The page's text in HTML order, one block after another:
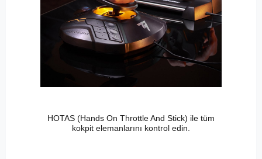
HOTAS (Hands On Throttle And Stick) ile tüm
kokpit elemanlarını kontrol edin.